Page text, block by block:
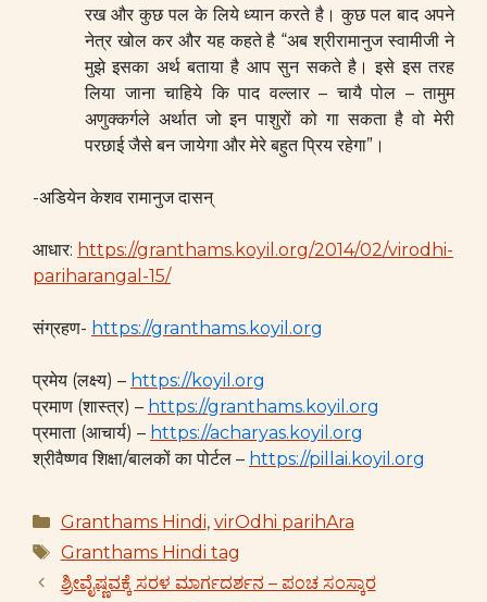
रख और कुछ पल के लिये ध्यान करते है। कुछ पल बाद अपने
नेत्र खोल कर और यह कहते है “अब श्रीरामानुज स्वामीजी ने
मुझे इसका अर्थ बताया है आप सुन सकते है। इसे इस तरह
लिया जाना चाहिये कि पाद वल्लार – चायै पोल – तामुम
अणुक्कर्गले अर्थात जो इन पाशुरों को गा सकता है वो मेरी
परछाई जैसे बन जायेगा और मेरे बहुत प्रिय रहेगा”।
-अडियेन केशव रामानुज दासन्
आधार: https://granthams.koyil.org/2014/02/virodhi-
pariharangal-15/
संग्रहण- https://granthams.koyil.org
प्रमेय (लक्ष्य) – https://koyil.org
प्रमाण (शास्त्र) – https://granthams.koyil.org
प्रमाता (आचार्य) – https://acharyas.koyil.org
श्रीवैष्णव शिक्षा/बालकों का पोर्टल – https://pillai.koyil.org
Categories
Granthams Hindi, virOdhi parihAra
Tags
Granthams Hindi tag
ಶ್ರೀವೈಷ್ಣವಕ್ಕೆ ಸರಳ ಮಾರ್ಗದರ್ಶನ – ಪಂಚ ಸಂಸ್ಕಾರ